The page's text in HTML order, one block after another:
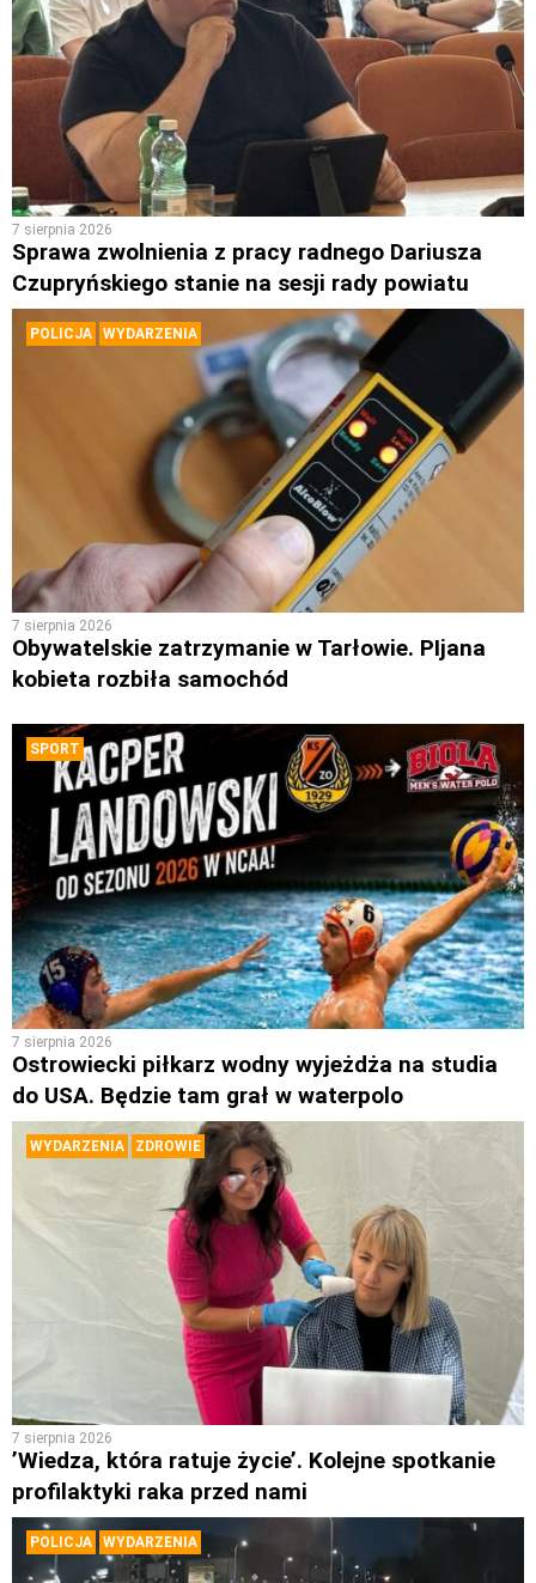
7 sierpnia 2026
Sprawa zwolnienia z pracy radnego Dariusza
Czupryńskiego stanie na sesji rady powiatu
POLICJA WYDARZENIA
7 sierpnia 2026
Obywatelskie zatrzymanie w Tarłowie. PIjana
kobieta rozbiła samochód
SPORT
7 sierpnia 2026
Ostrowiecki piłkarz wodny wyjeżdża na studia
do USA. Będzie tam grał w waterpolo
WYDARZENIA ZDROWIE
7 sierpnia 2026
’Wiedza, która ratuje życie’. Kolejne spotkanie
profilaktyki raka przed nami
POLICJA WYDARZENIA